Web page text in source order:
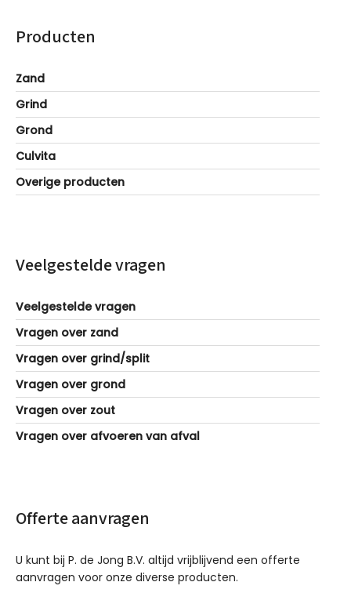
Producten
Zand
Grind
Grond
Culvita
Overige producten
Veelgestelde vragen
Veelgestelde vragen
Vragen over zand
Vragen over grind/split
Vragen over grond
Vragen over zout
Vragen over afvoeren van afval
Offerte aanvragen
U kunt bij P. de Jong B.V. altijd vrijblijvend een offerte
aanvragen voor onze diverse producten.